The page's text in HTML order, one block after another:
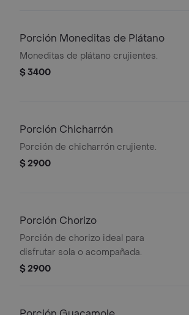
Porción Moneditas de Plátano
Moneditas de plátano crujientes.
$ 3400
Porción Chicharrón
Porción de chicharrón crujiente.
$ 2900
Porción Chorizo
Porción de chorizo ideal para
disfrutar sola o acompañada.
$ 2900